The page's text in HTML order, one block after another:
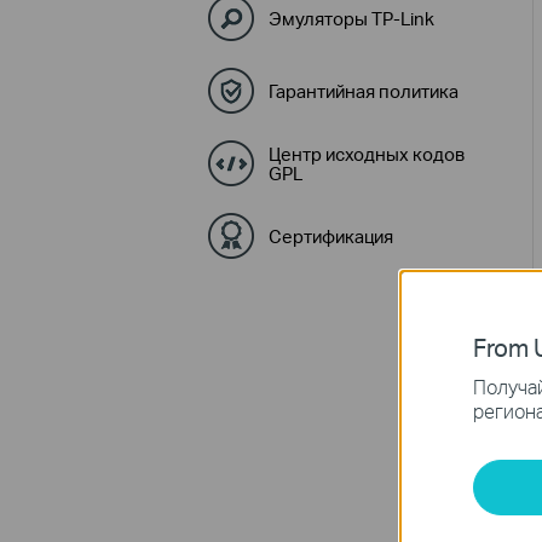
Эмуляторы TP-Link
Гарантийная политика
Центр исходных кодов
GPL
Сертификация
From